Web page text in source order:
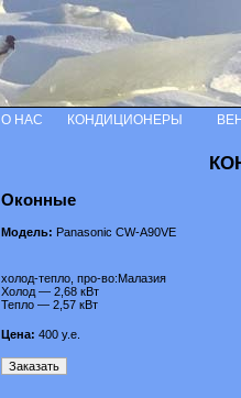
Оконные
Модель: Panasonic CW-A90VE
холод-тепло, про-во:Малазия
Холод — 2,68 кВт
Тепло — 2,57 кВт
Цена: 400 у.е.
О НАС КОНДИЦИОНЕРЫ